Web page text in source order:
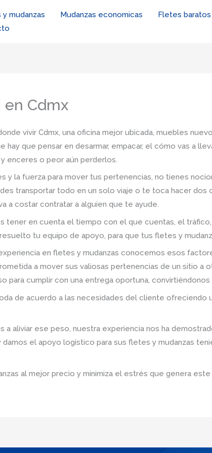
mudanzas Mudanzas economicas Fletes baratos
en Cdmx
vivir Cdmx, una oficina mejor ubicada, muebles
que pensar en desarmar, empacar, el cómo vas a
enceres o peor aún perderlos.
y la fuerza para mover tus pertenencias, no tienes
transportar todo en un solo viaje o te toca hacer dos
a costar contratar a alguien que te ayude.
tener en cuenta el tiempo con el que cuentas, el tráfico,
tu equipo de apoyo, para que tus fletes y
en fletes y mudanzas conocemos esos
a mover sus valiosas pertenencias de un sitio
para cumplir con una entrega oportuna,
de acuerdo a las necesidades del cliente ofreciendo
a aliviar ese peso, nuestra experiencia nos ha
el apoyo logístico para sus fletes y mudanzas
al mejor precio y minimiza el estrés que genera